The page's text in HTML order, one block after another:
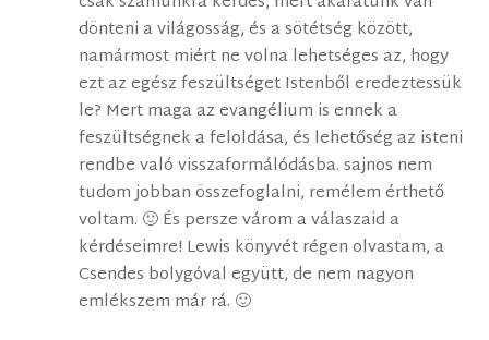
dönteni a világosság, és a sötétség között,
namármost miért ne volna lehetséges az, hogy
ezt az egész feszültséget Istenből eredeztessük
le? Mert maga az evangélium is ennek a
feszültségnek a feloldása, és lehetőség az isteni
rendbe való visszaformálódásba. sajnos nem
tudom jobban összefoglalni, remélem érthető
voltam. 🙂 És persze várom a válaszaid a
kérdéseimre! Lewis könyvét régen olvastam, a
Csendes bolygóval együtt, de nem nagyon
emlékszem már rá. 🙂